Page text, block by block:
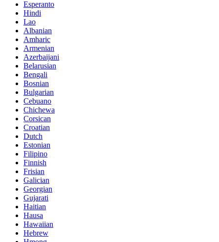
Esperanto
Hindi
Lao
Albanian
Amharic
Armenian
Azerbaijani
Belarusian
Bengali
Bosnian
Bulgarian
Cebuano
Chichewa
Corsican
Croatian
Dutch
Estonian
Filipino
Finnish
Frisian
Galician
Georgian
Gujarati
Haitian
Hausa
Hawaiian
Hebrew